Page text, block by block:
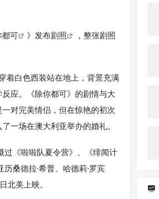
都可 》发布剧照
，整张剧照
着白色西装站在地上，背景充满
应。《除你都可》的剧情与大
对完美情侣，但在惊艳的初次
一场在澳大利亚举办的婚礼。
过《啦啦队夏令营》、《绯闻计
桑德拉·希普、哈德莉·罗宾
北美上映。